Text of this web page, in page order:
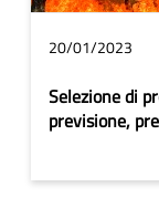
20/01/2023
Selezione di
previsione,
incendi